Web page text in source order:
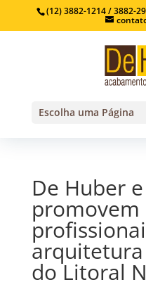
(12) 3882-1214 / 3882-
Escolha uma Página
De Huber
promovem
do Litoral